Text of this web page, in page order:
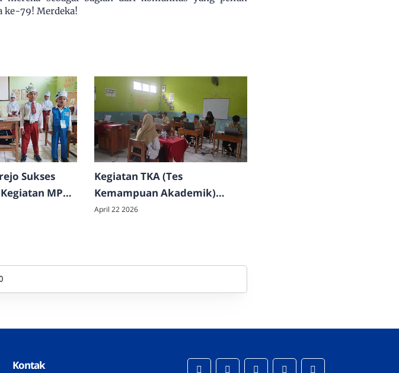
ke-79! Merdeka!
Sukses
MPLS
Kegiatan TKA (Tes
Kemampuan Akademik)
Tahun 2026
April 22 2026
Kontak